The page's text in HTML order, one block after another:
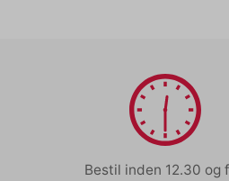
Bestil inden 12.30 og